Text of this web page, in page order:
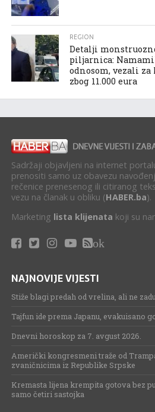
REGION
Detalji
piljarnica:
odnosom, vezali
zbog 11.000 eura
Sadržaji objavljeni na internet
prenositi samo uz obavezu
rečenice prenesenog ili citiranog
vezu na članak u obliku (HABER.ba).
Marketing lista klijenata koji su
ok
NAJNOVIJE VIJESTI
Stiže blagi predah od vrelina, ali ne
Tajfun ide prema Japanu, evakuisano
Dnevni horoskop za 7. avgust 2026.
Američki kongresmeni traže od
zvaničnicima iz Republike Srpske
Kremasta lijena krempita gotova bez
samo četiri sastojka